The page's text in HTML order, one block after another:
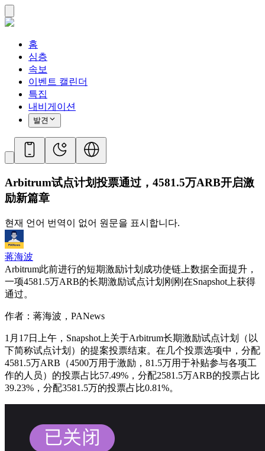
홈
심층
속보
이벤트 캘린더
특집
내비게이션
발견
Arbitrum试点计划投票通过，4581.5万ARB开启激
励新篇章
현재 언어 번역이 없어 원문을 표시합니다.
蒋海波
Arbitrum此前进行的短期激励计划成功使链上数据全面提升，
一项4581.5万ARB的长期激励试点计划刚刚在Snapshot上获得
通过。
作者：蒋海波，PANews
1月17日上午，Snapshot上关于Arbitrum长期激励试点计划（以
下简称试点计划）的提案投票结束。在几个投票选项中，分配
4581.5万ARB（4500万用于激励，81.5万用于补贴参与各项工
作的人员）的投票占比57.49%，分配2581.5万ARB的投票占比
39.23%，分配3581.5万的投票占比0.81%。